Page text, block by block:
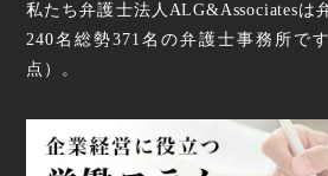
私たち弁護士法人ALG&Associatesは
240名総勢371 名の弁護士事務所で
点 ）。